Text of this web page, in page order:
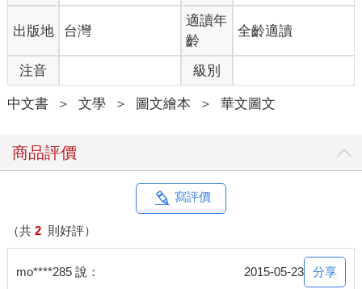
出版地 台灣
適讀年
齡
全齡適讀
注音 級別
中文書 ＞ 文學 ＞ 圖文繪本 ＞ 華文圖文
商品評價
寫評價
（共 2 則好評）
mo****285 說： 2015-05-23 分享